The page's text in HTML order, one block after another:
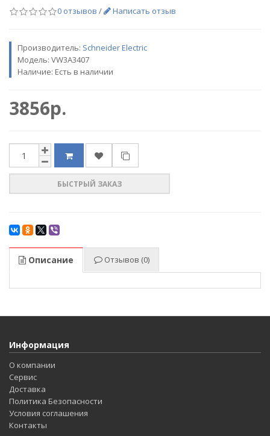
0 отзывов / Написать отзыв
Производитель: Sсhneider Electric
Модель: VW3A3407
Наличие: Есть в наличии
3856р.
БЫСТРЫЙ ЗАКАЗ
Описание Отзывов (0)
Информация
О компании
Сервис
Доставка
Политика Безопасности
Условия соглашения
Контакты